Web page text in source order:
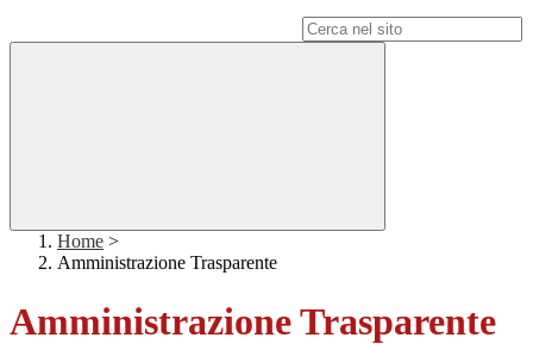
Home >
Amministrazione Trasparente
Amministrazione Trasparente